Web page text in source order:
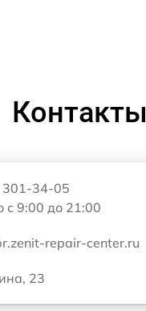
Контакты
301-34-05
с 9:00 до 21:00
repair-center.ru
23